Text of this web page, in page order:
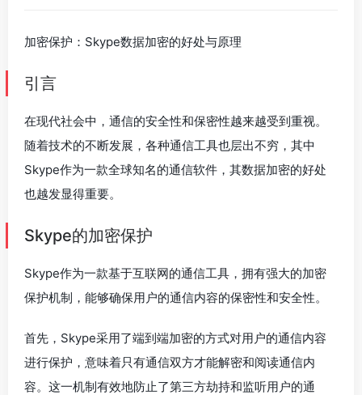
加密保护：Skype数据加密的好处与原理
引言
在现代社会中，通信的安全性和保密性越来越受到重视。
随着技术的不断发展，各种通信工具也层出不穷，其中
Skype作为一款全球知名的通信软件，其数据加密的好处
也越发显得重要。
Skype的加密保护
Skype作为一款基于互联网的通信工具，拥有强大的加密
保护机制，能够确保用户的通信内容的保密性和安全性。
首先，Skype采用了端到端加密的方式对用户的通信内容
进行保护，意味着只有通信双方才能解密和阅读通信内
容。这一机制有效地防止了第三方劫持和监听用户的通